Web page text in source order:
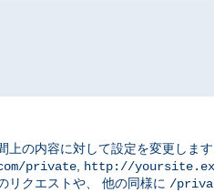
上の内容に対して設定を変更しま
private, http://
リクエストや、 他の同様に /